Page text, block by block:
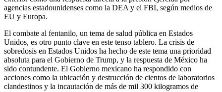
agencias estadounidenses como la DEA y el FBI, según medios de
EU y Europa.
El combate al fentanilo, un tema de salud pública en Estados
Unidos, es otro punto clave en este tenso tablero. La crisis de
sobredosis en Estados Unidos ha hecho de este tema una prioridad
absoluta para el Gobierno de Trump, y la respuesta de México ha
sido contundente. El Gobierno mexicano ha respondido con
acciones como la ubicación y destrucción de cientos de laboratorios
clandestinos y la incautación de más de mil 300 kilogramos de